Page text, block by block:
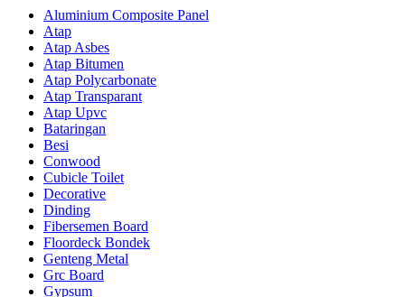
Aluminium Composite Panel
Atap
Atap Asbes
Atap Bitumen
Atap Polycarbonate
Atap Transparant
Atap Upvc
Bataringan
Besi
Conwood
Cubicle Toilet
Decorative
Dinding
Fibersemen Board
Floordeck Bondek
Genteng Metal
Grc Board
Gypsum